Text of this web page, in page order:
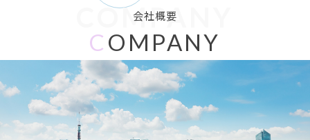
会社概要
COMPANY
C OMPANY